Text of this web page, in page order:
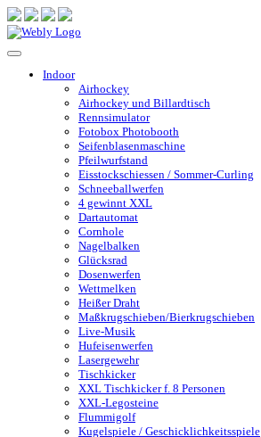
Indoor
Airhockey
Airhockey und Billardtisch
Rennsimulator
Fotobox Photobooth
Seifenblasenmaschine
Pfeilwurfstand
Eisstockschiessen / Sommer-Curling
Schneeballwerfen
4 gewinnt XXL
Dartautomat
Cornhole
Nagelbalken
Glücksrad
Dosenwerfen
Wettmelken
Heißer Draht
Maßkrugschieben/Bierkrugschieben
Live-Musik
Hufeisenwerfen
Lasergewehr
Tischkicker
XXL Tischkicker f. 8 Personen
XXL-Legosteine
Flummigolf
Kugelspiele / Geschicklichkeitsspiele